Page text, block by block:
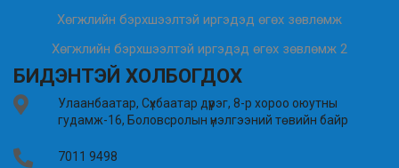
Хөгжлийн бэрхшээлтэй иргэдэд өгөх зөвлөмж
Хөгжлийн бэрхшээлтэй иргэдэд өгөх зөвлөмж 2
БИДЭНТЭЙ ХОЛБОГДОХ
Улаанбаатар, Сүхбаатар дүүрэг, 8-р хороо оюутны
гудамж-16, Боловсролын үнэлгээний төвийн байр
7011 9498